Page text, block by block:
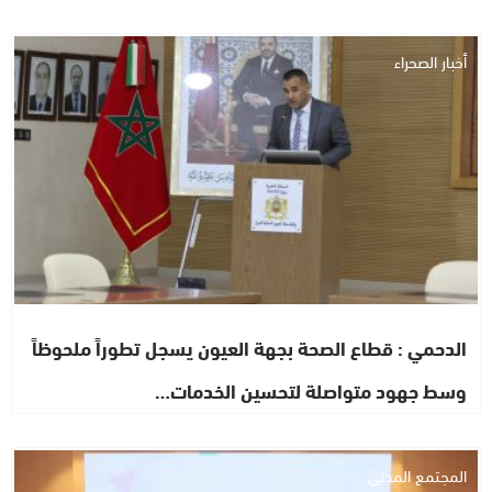
أخبار الصحراء
الدحمي : قطاع الصحة بجهة العيون يسجل تطوراً ملحوظاً
وسط جهود متواصلة لتحسين الخدمات…
المجتمع المدني